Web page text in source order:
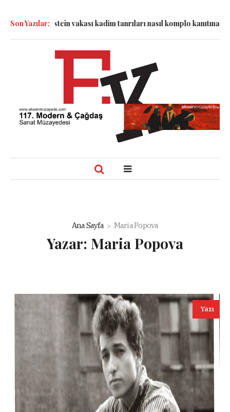
Son Yazılar:
Epstein vakası kadim tanrıları nasıl komplo kanıtına
Ana Sayfa Maria Popova
Yazar: Maria Popova
Yazı